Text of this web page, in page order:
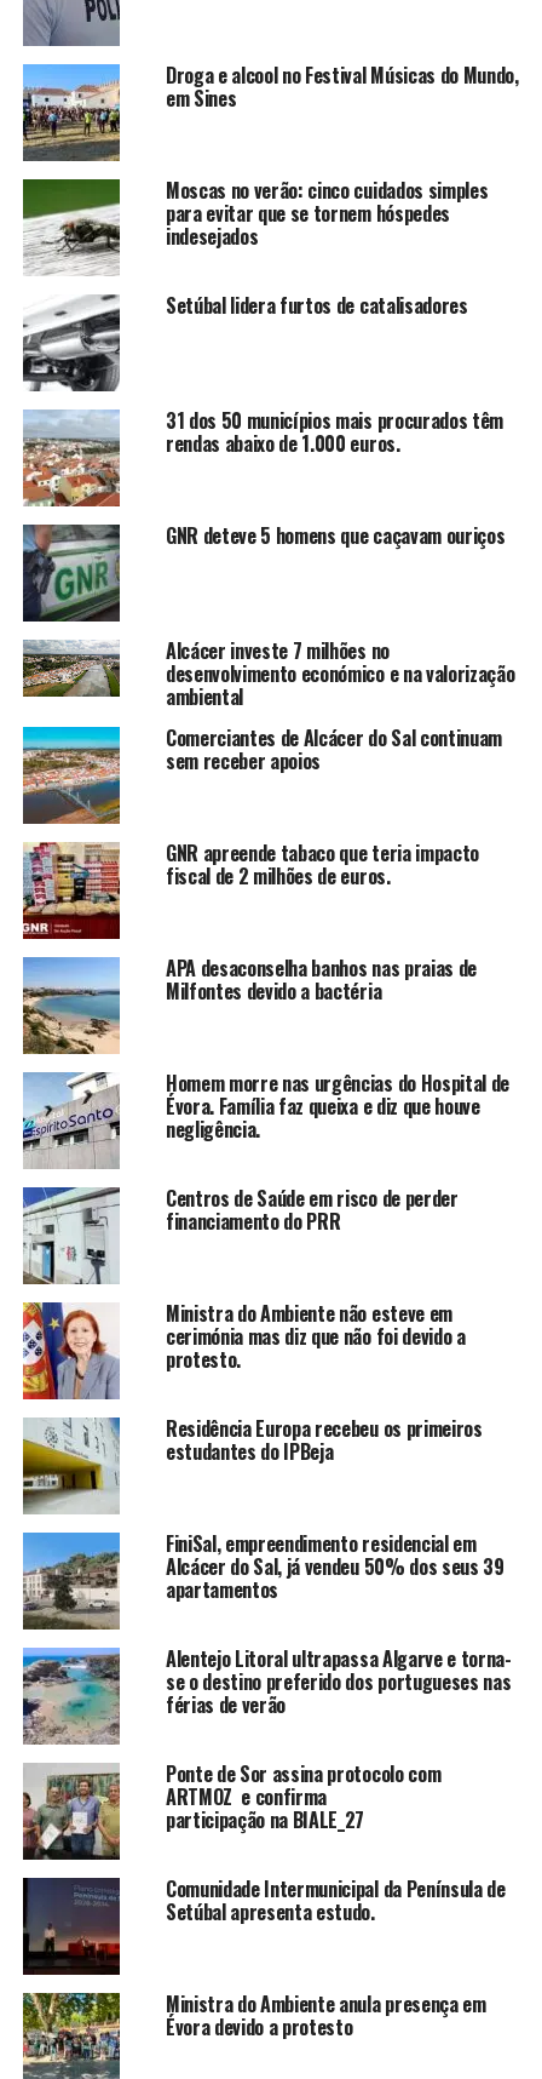
Droga e alcool no Festival Músicas do Mundo,
em Sines
Moscas no verão: cinco cuidados simples
para evitar que se tornem hóspedes
indesejados
Setúbal lidera furtos de catalisadores
31 dos 50 municípios mais procurados têm
rendas abaixo de 1.000 euros.
GNR deteve 5 homens que caçavam ouriços
Alcácer investe 7 milhões no
desenvolvimento económico e na valorização
ambiental
Comerciantes de Alcácer do Sal continuam
sem receber apoios
GNR apreende tabaco que teria impacto
fiscal de 2 milhões de euros.
APA desaconselha banhos nas praias de
Milfontes devido a bactéria
Homem morre nas urgências do Hospital de
Évora. Família faz queixa e diz que houve
negligência.
Centros de Saúde em risco de perder
financiamento do PRR
Ministra do Ambiente não esteve em
cerimónia mas diz que não foi devido a
protesto.
Residência Europa recebeu os primeiros
estudantes do IPBeja
FiniSal, empreendimento residencial em
Alcácer do Sal, já vendeu 50% dos seus 39
apartamentos
Alentejo Litoral ultrapassa Algarve e torna-
se o destino preferido dos portugueses nas
férias de verão
Ponte de Sor assina protocolo com
ARTMOZ e confirma
participação na BIALE_27
Comunidade Intermunicipal da Península de
Setúbal apresenta estudo.
Ministra do Ambiente anula presença em
Évora devido a protesto